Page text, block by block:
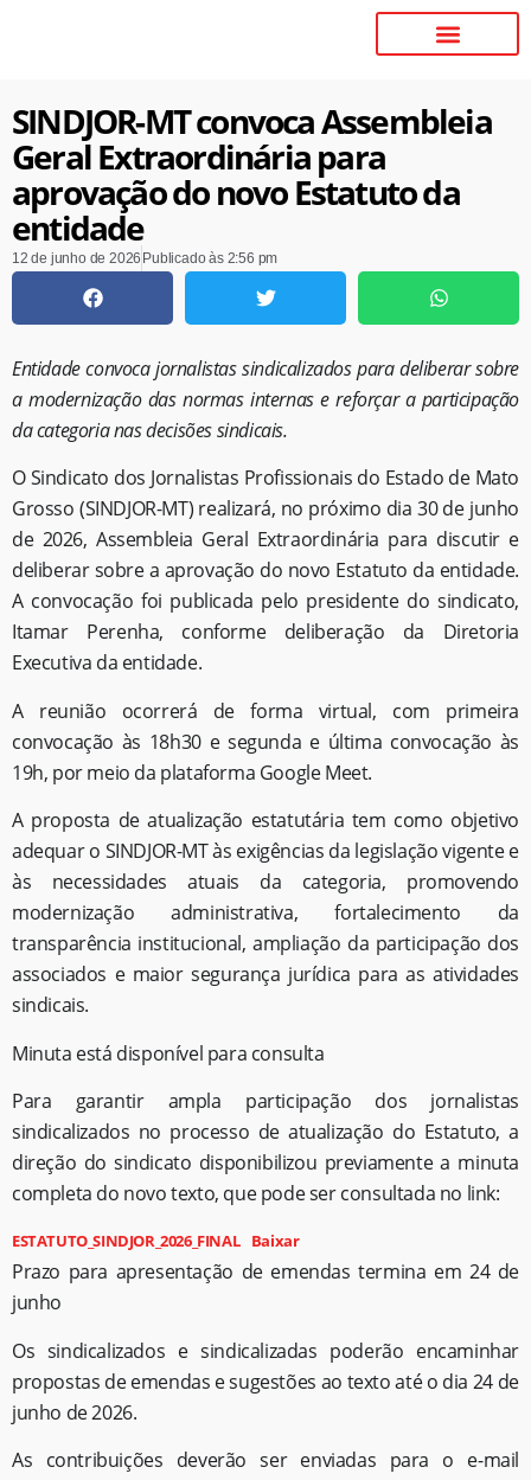
SINDJOR-MT convoca Assembleia
Geral Extraordinária para
aprovação do novo Estatuto da
entidade
12 de junho de 2026 Publicado às 2:56 pm
Entidade convoca jornalistas sindicalizados para deliberar sobre
a modernização das normas internas e reforçar a participação
da categoria nas decisões sindicais.
O Sindicato dos Jornalistas Profissionais do Estado de Mato
Grosso (SINDJOR-MT) realizará, no próximo dia 30 de junho
de 2026, Assembleia Geral Extraordinária para discutir e
deliberar sobre a aprovação do novo Estatuto da entidade.
A convocação foi publicada pelo presidente do sindicato,
Itamar Perenha, conforme deliberação da Diretoria
Executiva da entidade.
A reunião ocorrerá de forma virtual, com primeira
convocação às 18h30 e segunda e última convocação às
19h, por meio da plataforma Google Meet.
A proposta de atualização estatutária tem como objetivo
adequar o SINDJOR-MT às exigências da legislação vigente e
às necessidades atuais da categoria, promovendo
modernização administrativa, fortalecimento da
transparência institucional, ampliação da participação dos
associados e maior segurança jurídica para as atividades
sindicais.
Minuta está disponível para consulta
Para garantir ampla participação dos jornalistas
sindicalizados no processo de atualização do Estatuto, a
direção do sindicato disponibilizou previamente a minuta
completa do novo texto, que pode ser consultada no link:
ESTATUTO_SINDJOR_2026_FINAL Baixar
Prazo para apresentação de emendas termina em 24 de
junho
Os sindicalizados e sindicalizadas poderão encaminhar
propostas de emendas e sugestões ao texto até o dia 24 de
junho de 2026.
As contribuições deverão ser enviadas para o e-mail